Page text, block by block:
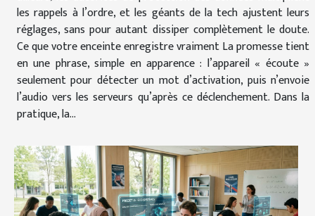
les rappels à l’ordre, et les géants de la tech ajustent leurs
réglages, sans pour autant dissiper complètement le doute.
Ce que votre enceinte enregistre vraiment La promesse tient
en une phrase, simple en apparence : l’appareil « écoute »
seulement pour détecter un mot d’activation, puis n’envoie
l’audio vers les serveurs qu’après ce déclenchement. Dans la
pratique, la...